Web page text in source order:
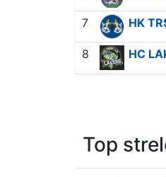
7 HK
8 HC
Top